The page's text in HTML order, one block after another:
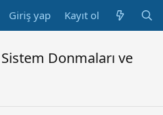
Giriş yap Kayıt ol
Donmaları ve